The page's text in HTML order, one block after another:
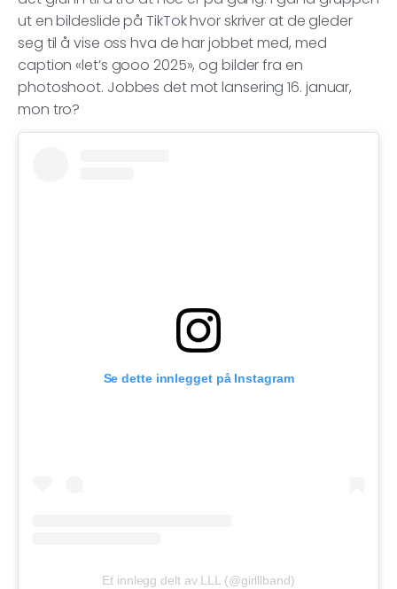
ut en bildeslide på TikTokhvor skriver at de gleder
seg til å vise oss hva de har jobbet med, med
caption «let’s gooo 2025», og bilder fra en
photoshoot. Jobbes det mot lansering 16. januar,
mon tro?
Se dette innlegget på Instagram
Et innlegg delt av LLL (@girlllband)